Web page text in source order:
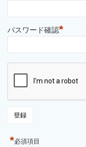
パスワード確認*
*必須項目